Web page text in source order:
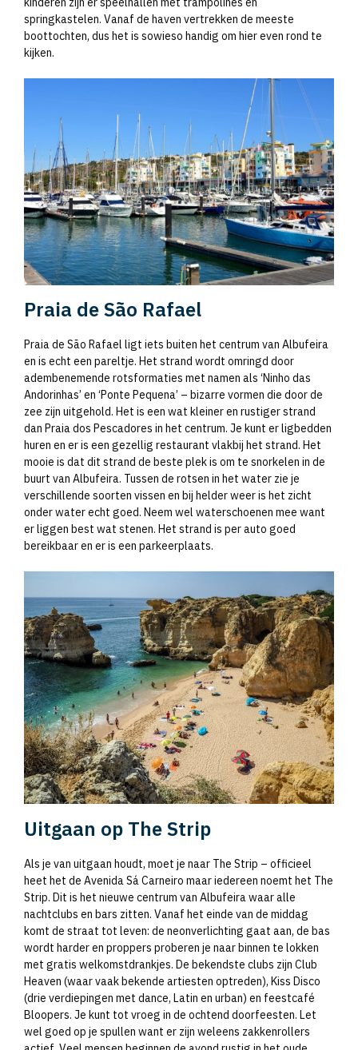
springkastelen. Vanaf de haven vertrekken de meeste
boottochten, dus het is sowieso handig om hier even rond te
kijken.
Praia de São Rafael
Praia de São Rafael ligt iets buiten het centrum van Albufeira
en is echt een pareltje. Het strand wordt omringd door
adembenemende rotsformaties met namen als ‘Ninho das
Andorinhas’ en ‘Ponte Pequena’ – bizarre vormen die door de
zee zijn uitgehold. Het is een wat kleiner en rustiger strand
dan Praia dos Pescadores in het centrum. Je kunt er ligbedden
huren en er is een gezellig restaurant vlakbij het strand. Het
mooie is dat dit strand de beste plek is om te snorkelen in de
buurt van Albufeira. Tussen de rotsen in het water zie je
verschillende soorten vissen en bij helder weer is het zicht
onder water echt goed. Neem wel waterschoenen mee want
er liggen best wat stenen. Het strand is per auto goed
bereikbaar en er is een parkeerplaats.
Uitgaan op The Strip
Als je van uitgaan houdt, moet je naar The Strip – officieel
heet het de Avenida Sá Carneiro maar iedereen noemt het The
Strip. Dit is het nieuwe centrum van Albufeira waar alle
nachtclubs en bars zitten. Vanaf het einde van de middag
komt de straat tot leven: de neonverlichting gaat aan, de bas
wordt harder en proppers proberen je naar binnen te lokken
met gratis welkomstdrankjes. De bekendste clubs zijn Club
Heaven (waar vaak bekende artiesten optreden), Kiss Disco
(drie verdiepingen met dance, Latin en urban) en feestcafé
Bloopers. Je kunt tot vroeg in de ochtend doorfeesten. Let
wel goed op je spullen want er zijn weleens zakkenrollers